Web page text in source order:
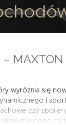
wyróżnia się
i
czy